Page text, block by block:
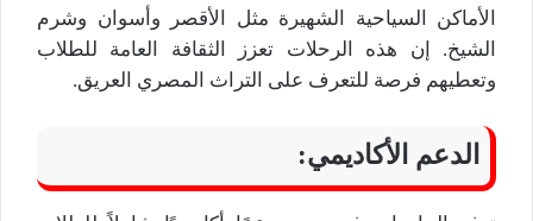
الأماكن السياحية الشهيرة مثل الأقصر وأسوان وشرم
الشيخ. إن هذه الرحلات تعزز الثقافة العامة للطلاب
وتعطيهم فرصة للتعرف على التراث المصري العريق.
الدعم الأكاديمي: